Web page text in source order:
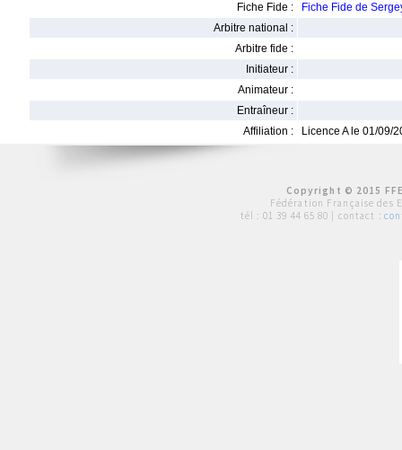
Fiche Fide :
Fiche Fide de
Arbitre national :
Arbitre fide :
Initiateur :
Animateur :
Entraîneur :
Affiliation :
Licence A le 01/09/
Copyright © 2015
Fédération Française des
tél : 01 39 44 65 80 | contact :